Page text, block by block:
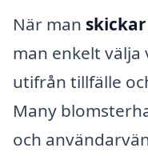
När man
man enkelt välja
utifrån tillfälle
Many
och